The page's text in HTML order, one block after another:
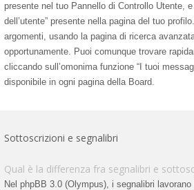
presente nel tuo Pannello di Controllo Utente,
dell’utente” presente nella pagina del tuo
argomenti, usando la pagina di ricerca
opportunamente. Puoi comunque trovare
cliccando sull’omonima funzione “I tuoi
disponibile in ogni pagina della Board.
Sottoscrizioni e segnalibri
Qual è la differenza fra segnalibri e
Nel phpBB 3.0 (Olympus), i segnalibri